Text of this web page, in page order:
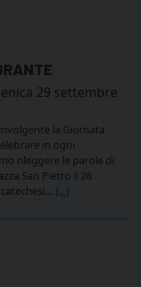
29 settembre
la Giornata
in ogni
rileggere le parole di
San Pietro il 28
[...]